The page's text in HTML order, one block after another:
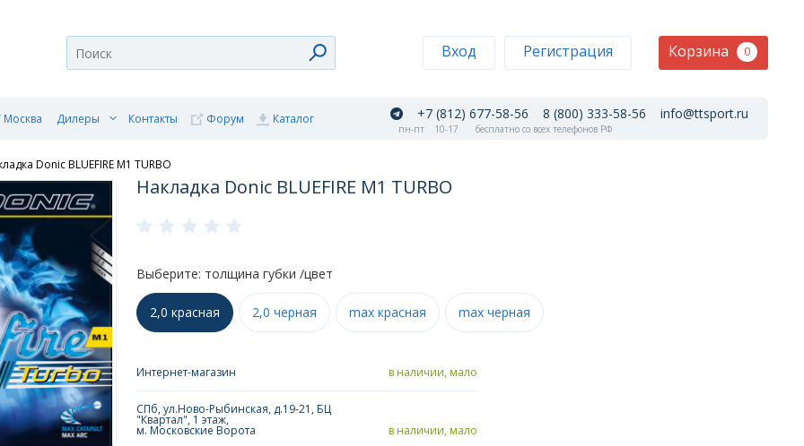
Вход Регистрация Корзина 0
Дилеры Контакты Форум Каталог +7 (812) 677-58-56 8 (800) 333-58-56 info@ttsport.ru
пн-пт 10-17 бесплатно со всех телефонов РФ
Donic BLUEFIRE M1 TURBO
Накладка Donic BLUEFIRE M1 TURBO
Выберите: толщина губки /цвет
2,0 красная 2,0 черная max красная max черная
Интернет-магазин в наличии, мало
СПб, ул.Ново-Рыбинская, д.19-21, БЦ
"Квартал", 1 этаж,
м. Московские Ворота в наличии, мало